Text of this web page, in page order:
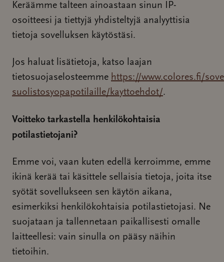
Keräämme talteen ainoastaan sinun IP-
osoitteesi ja tiettyjä yhdisteltyjä analyyttisia
tietoja sovelluksen käytöstäsi.
Jos haluat lisätietoja, katso laajan
tietosuojaselosteemme https://www.colores.fi/
suolistosyopapotilaille/kayttoehdot/.
Voitteko tarkastella henkilökohtaisia
potilastietojani?
Emme voi, vaan kuten edellä kerroimme, emme
ikinä kerää tai käsittele sellaisia tietoja, joita itse
syötät sovellukseen sen käytön aikana,
esimerkiksi henkilökohtaisia potilastietojasi. Ne
suojataan ja tallennetaan paikallisesti omalle
laitteellesi: vain sinulla on pääsy näihin
tietoihin.